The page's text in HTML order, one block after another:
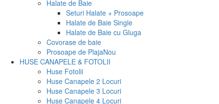
Halate de Baie
Seturi Halate + Prosoape
Halate de Baie Single
Halate de Baie cu Gluga
Covorase de baie
Prosoape de PlajaNou
HUSE CANAPELE & FOTOLII
Huse Fotolii
Huse Canapele 2 Locuri
Huse Canapele 3 Locuri
Huse Canapele 4 Locuri